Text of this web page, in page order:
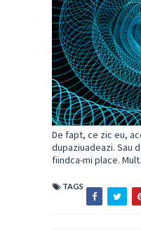
De fapt, ce zic eu,
dupaziuadeazi. Sau
fiindca-mi place. Mult.
TAGS